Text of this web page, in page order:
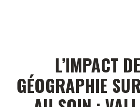
L’IMPACT
GÉOGRAPHIE